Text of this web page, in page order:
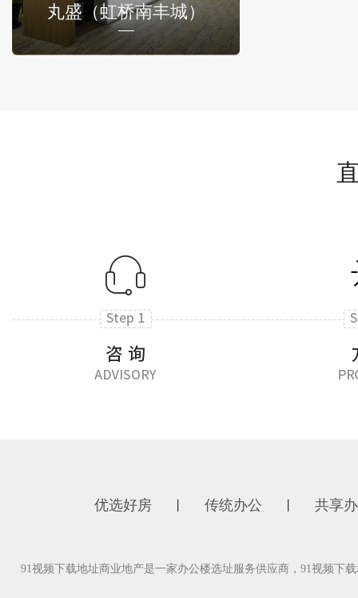
丸盛（虹桥南丰城）
优选好房 传统办公 共享
91视频下载地址商业地产是一家办公楼选址服务供应商，91视频下